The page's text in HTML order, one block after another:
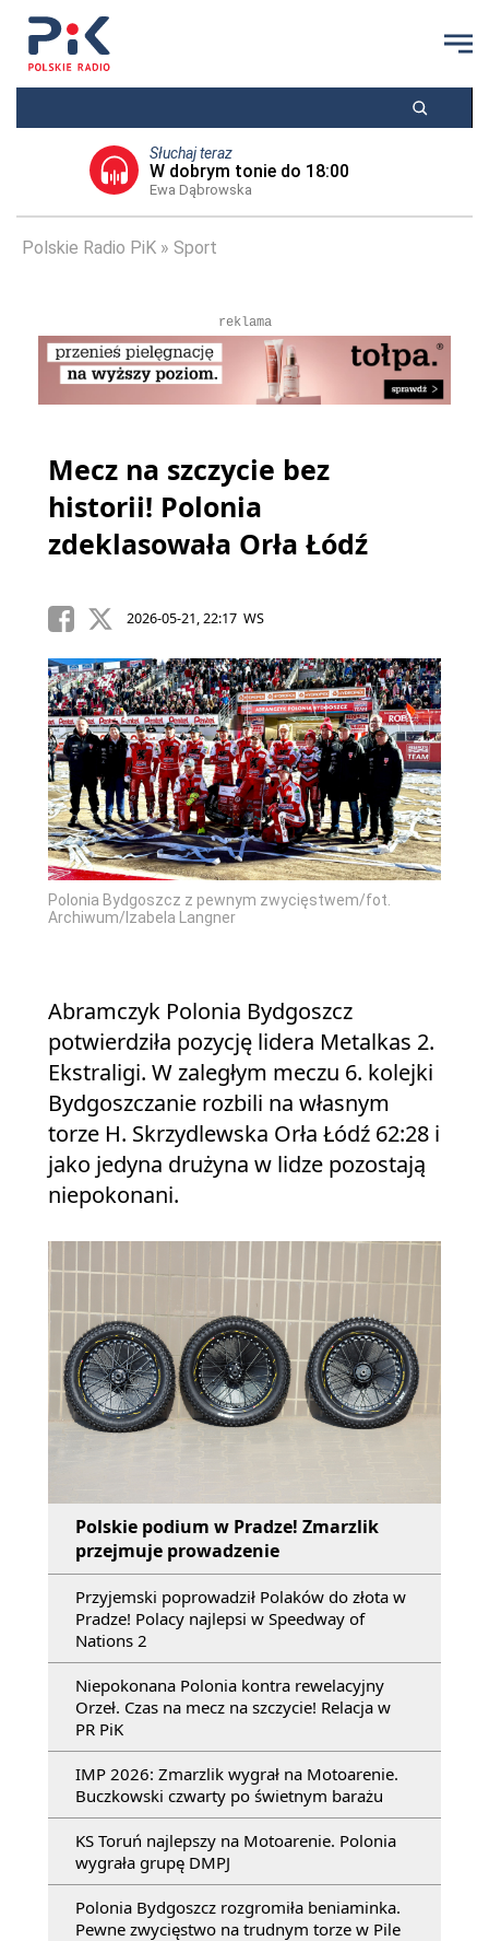
Słuchaj teraz
W dobrym tonie do 18:00
Ewa Dąbrowska
Polskie Radio PiK Sport
reklama
Mecz na szczycie bez
historii! Polonia
zdeklasowała Orła Łódź
2026-05-21, 22:17 WS
Polonia Bydgoszcz z pewnym zwycięstwem/fot.
Archiwum/Izabela Langner
Abramczyk Polonia Bydgoszcz
potwierdziła pozycję lidera Metalkas 2.
Ekstraligi. W zaległym meczu 6. kolejki
Bydgoszczanie rozbili na własnym
torze H. Skrzydlewska Orła Łódź 62:28 i
jako jedyna drużyna w lidze pozostają
niepokonani.
Polskie podium w Pradze! Zmarzlik
przejmuje prowadzenie
Przyjemski poprowadził Polaków do złota w
Pradze! Polacy najlepsi w Speedway of
Nations 2
Niepokonana Polonia kontra rewelacyjny
Orzeł. Czas na mecz na szczycie! Relacja w
PR PiK
IMP 2026: Zmarzlik wygrał na Motoarenie.
Buczkowski czwarty po świetnym barażu
KS Toruń najlepszy na Motoarenie. Polonia
wygrała grupę DMPJ
Polonia Bydgoszcz rozgromiła beniaminka.
Pewne zwycięstwo na trudnym torze w Pile